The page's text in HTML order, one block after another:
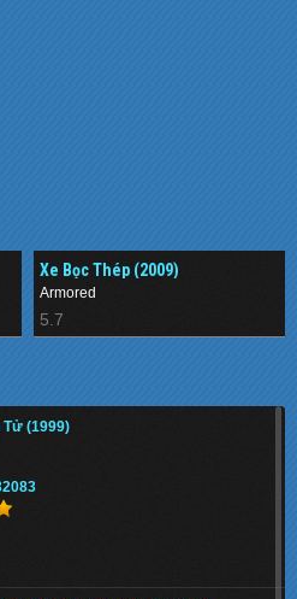
Xe Bọc Thép (2009)
Armored
5.7
Tử (1999)